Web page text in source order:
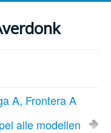
A, Frontera A
alle modellen